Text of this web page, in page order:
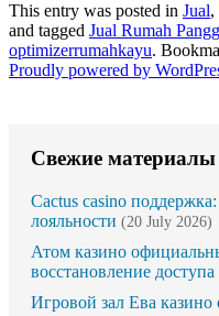
This entry was posted in Jual,
and tagged Jual Rumah
optimizerrumahkayu.
Proudly powered by
Свежие материалы
Cactus casino
лояльности (20 July 2026)
Атом казино
восстановление доступа
Игровой зал Ева